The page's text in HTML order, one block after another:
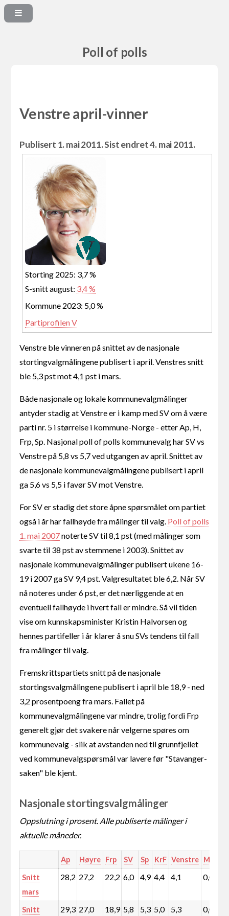
Poll of polls
Venstre april-vinner
Publisert 1. mai 2011. Sist endret 4. mai 2011.
Storting 2025: 3,7 %
S-snitt august: 3,4 %
Kommune 2023: 5,0 %
Partiprofilen V
Venstre ble vinneren på snittet av de nasjonale
stortingvalgmålingene publisert i april. Venstres snitt
ble 5,3 pst mot 4,1 pst i mars.
Både nasjonale og lokale kommunevalgmålinger
antyder stadig at Venstre er i kamp med SV om å være
parti nr. 5 i størrelse i kommune-Norge - etter Ap, H,
Frp, Sp. Nasjonal poll of polls kommunevalg har SV vs
Venstre på 5,8 vs 5,7 ved utgangen av april. Snittet av
de nasjonale kommunevalgmålingene publisert i april
ga 5,6 vs 5,5 i favør SV mot Venstre.
For SV er stadig det store åpne spørsmålet om partiet
også i år har fallhøyde fra målinger til valg. Poll of polls
1. mai 2007noterte SV til 8,1 pst (med målinger som
svarte til 38 pst av stemmene i 2003). Snittet av
nasjonale kommunevalgmålinger publisert ukene 16-
19 i 2007 ga SV 9,4 pst. Valgresultatet ble 6,2. Når SV
nå noteres under 6 pst, er det nærliggende at en
eventuell fallhøyde i hvert fall er mindre. Så vil tiden
vise om kunnskapsminister Kristin Halvorsen og
hennes partifeller i år klarer å snu SVs tendens til fall
fra målinger til valg.
Fremskrittspartiets snitt på de nasjonale
stortingsvalgmålingene publisert i april ble 18,9 - ned
3,2 prosentpoeng fra mars. Fallet på
kommunevalgmålingene var mindre, trolig fordi Frp
generelt gjør det svakere når velgerne spøres om
kommunevalg - slik at avstanden ned til grunnfjellet
ved kommunevalgspørsmål var lavere før "Stavanger-
saken" ble kjent.
Nasjonale stortingsvalgmålinger
Oppslutning i prosent. Alle publiserte målinger i
aktuelle måneder.
Ap Høyre Frp SV Sp KrF Venstre MDG
Snitt
mars
28,2 27,2 22,2 6,0 4,9 4,4 4,1 0,0
Snitt
29,3 27,0 18,9 5,8 5,3 5,0 5,3 0,0